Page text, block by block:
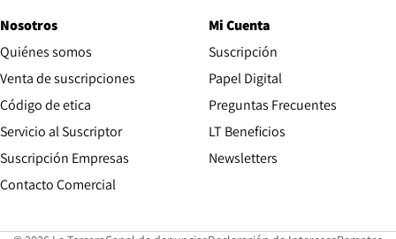
Nosotros
Quiénes somos
Venta de suscripciones
Código de etica Opens in new window
Servicio al Suscriptor
Suscripción Empresas
Contacto Comercial
Mi Cuenta
Suscripción
Papel Digital
Preguntas Frecuentes
LT Beneficios
Newsletters